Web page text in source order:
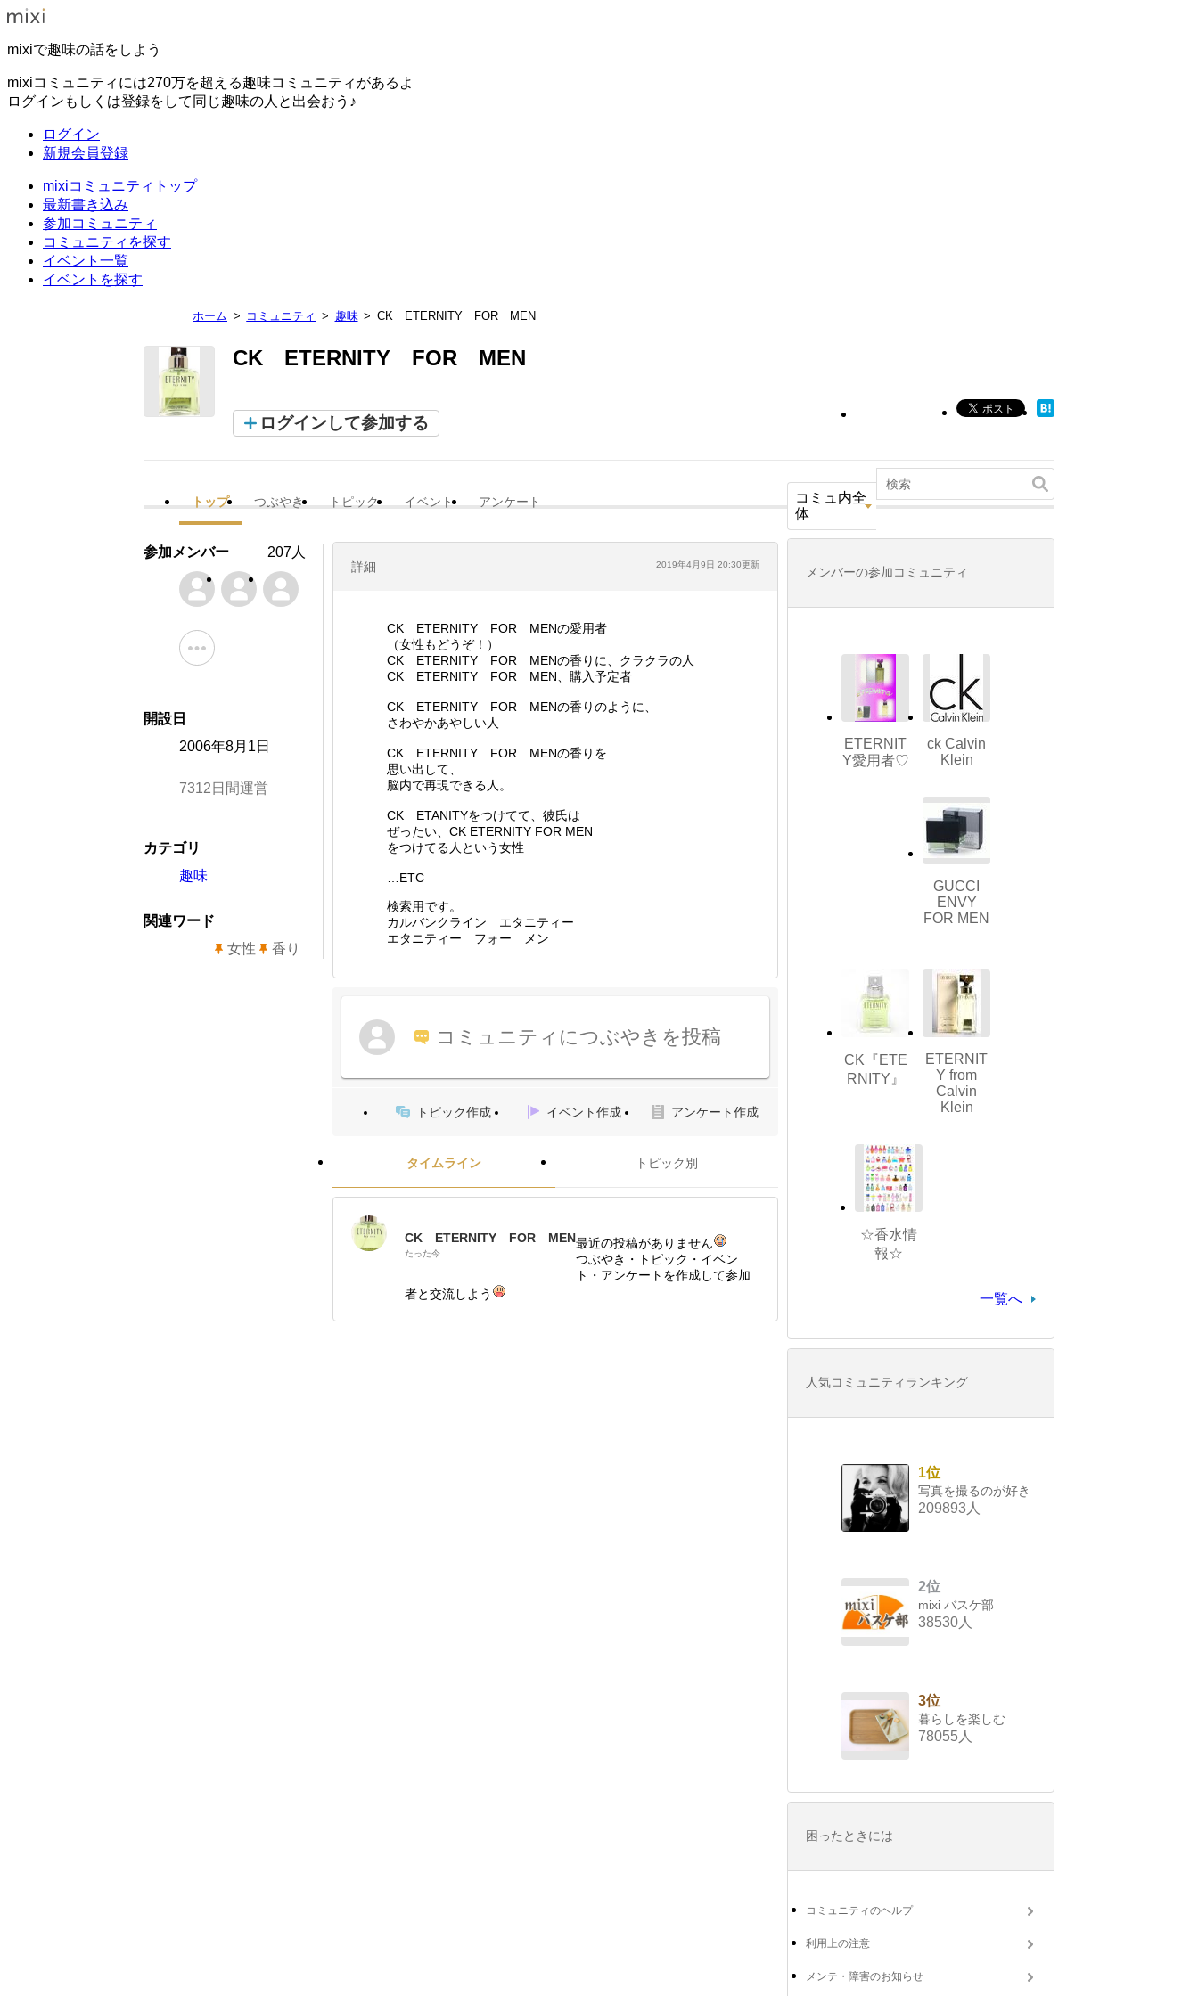
mixiで趣味の話をしよう
mixiコミュニティには270万を超える趣味コミュニティがあるよ
ログインもしくは登録をして同じ趣味の人と出会おう♪
ログイン
新規会員登録
mixiコミュニティトップ
最新書き込み
参加コミュニティ
コミュニティを探す
イベント一覧
イベントを探す
ホーム コミュニティ 趣味 CK ETERNITY FOR MEN
CK ETERNITY FOR MEN
ログインして参加する
トップ つぶやき トピック イベント アンケート
コミュ内全
体
詳細 2019年4月9日 20:30更新
CK ETERNITY FOR MENの愛用者
（女性もどうぞ！）
CK ETERNITY FOR MENの香りに、クラクラの人
CK ETERNITY FOR MEN、購入予定者
CK ETERNITY FOR MENの香りのように、
さわやかあやしい人
CK ETERNITY FOR MENの香りを
思い出して、
脳内で再現できる人。
CK ETANITYをつけてて、彼氏は
ぜったい、CK ETERNITY FOR MEN
をつけてる人という女性
…ETC
検索用です。
カルバンクライン エタニティー
エタニティー フォー メン
コミュニティにつぶやきを投稿
トピック作成 イベント作成 アンケート作成
タイムライン トピック別
CK ETERNITY FOR MEN
たった今
最近の投稿がありません
つぶやき・トピック・イベン
ト・アンケートを作成して参加
者と交流しよう
参加メンバー 207人
開設日
2006年8月1日
7312日間運営
カテゴリ
趣味
関連ワード
女性
香り
メンバーの参加コミュニティ
ETERNIT
Y愛用者♡
ck Calvin
Klein
GUCCI
ENVY
FOR MEN
CK『ETE
RNITY』
ETERNIT
Y from
Calvin
Klein
☆香水情
報☆
一覧へ
人気コミュニティランキング
1位
写真を撮るのが好き
209893人
2位
mixi バスケ部
38530人
3位
暮らしを楽しむ
78055人
困ったときには
コミュニティのヘルプ
利用上の注意
メンテ・障害のお知らせ